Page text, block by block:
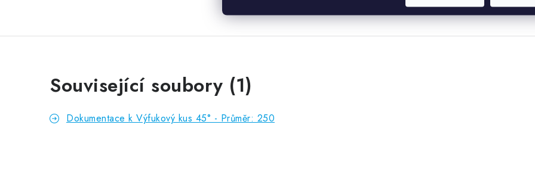
Související soubory (1)
Dokumentace k Výfukový kus 45° - Průměr: 250